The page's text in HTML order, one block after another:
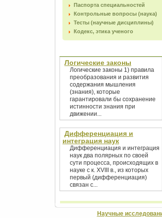
Паспорта специальностей
Контрольные вопросы (наука)
Тесты (научные дисциплины)
Кодекс, этика ученого
Логические законы
Логические законы 1) правила
преобразования и развития
содержания мышления
(знания), которые
гарантировали бы сохранение
истинности знания при
движении...
Дифференциация и
интеграция наук
Дифференциация и интеграция
наук два полярных по своей
сути процесса, происходящих в
науке с к. XVIII в., из которых
первый (дифференциация)
связан с...
Научные